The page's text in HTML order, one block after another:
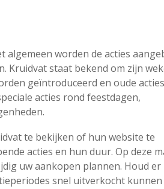
algemeen worden de acties
Kruidvat staat bekend om zijn
geïntroduceerd en oude
acties rond feestdagen,
te bekijken of hun website te
acties en hun duur. Op deze
uw aankopen plannen. Houd
snel uitverkocht